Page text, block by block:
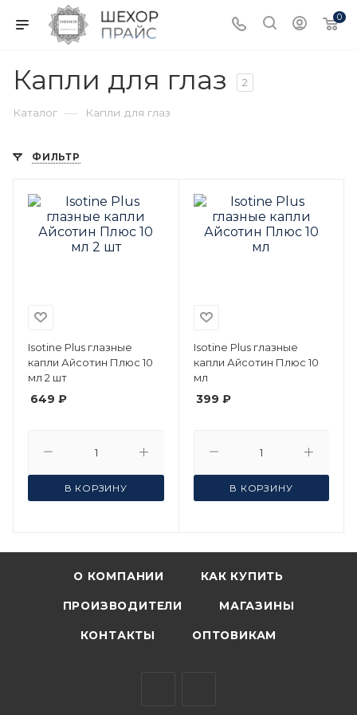
0
Капли для глаз 2
Каталог — Капли для глаз
ФИЛЬТР
Isotine Plus глазные
капли Айсотин Плюс 10
мл 2 шт
649 ₽
В КОРЗИНУ
Isotine Plus глазные
капли Айсотин Плюс 10
мл
399 ₽
В КОРЗИНУ
О КОМПАНИИ КАК КУПИТЬ
ПРОИЗВОДИТЕЛИ МАГАЗИНЫ
КОНТАКТЫ ОПТОВИКАМ